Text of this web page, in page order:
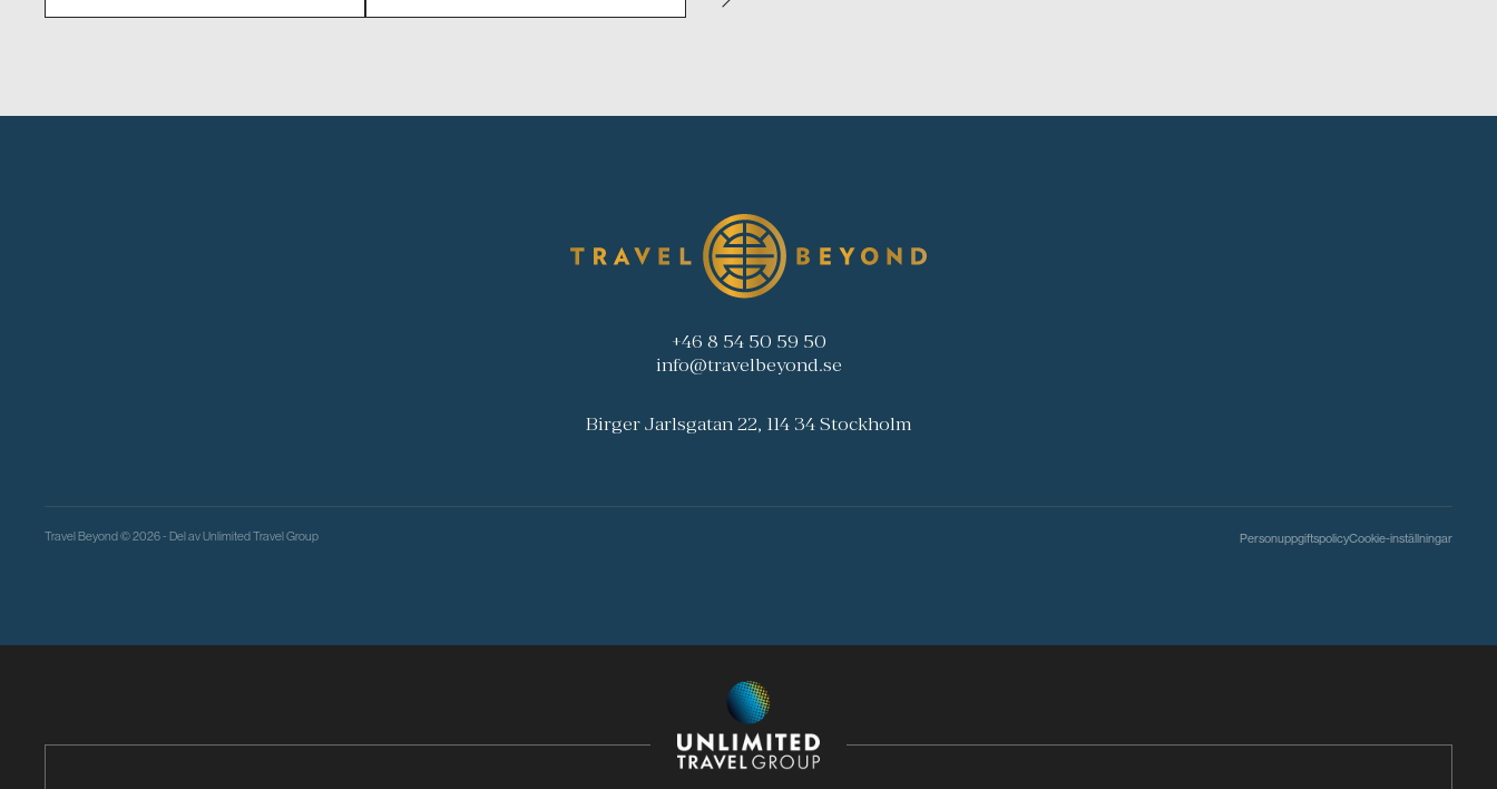
+46 8 54 50 59 50
info@travelbeyond.se
Birger Jarlsgatan 22, 114 34 Stockholm
Travel Beyond © 2026 - Del avUnlimited Travel Group PersonuppgiftspolicyCookie-inställningar